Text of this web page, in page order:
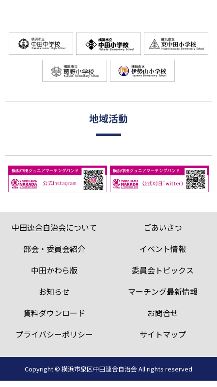
地域活動
中田連合自治会について
ごあいさつ
部会・委員会紹介
イベント情報
中田かわら版
委員会トピックス
お知らせ
マーチング最新情報
資料ダウンロード
お問合せ
プライバシーポリシー
サイトマップ
Copyright © 横浜市泉区中田連合自治会 All rights reserved